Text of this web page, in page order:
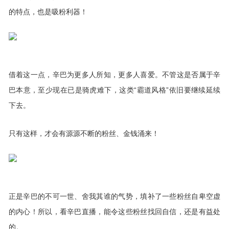
的特点，也是吸粉利器！
借着这一点，辛巴为更多人所知，更多人喜爱。不管这是否属于辛
巴本意，至少现在已是骑虎难下，这类“霸道风格”依旧要继续延续
下去。
只有这样，才会有源源不断的粉丝、金钱涌来！
正是辛巴的不可一世、舍我其谁的气势，填补了一些粉丝自卑空虚
的内心！所以，看辛巴直播，能令这些粉丝找回自信，还是有益处
的。